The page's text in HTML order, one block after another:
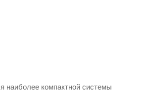
компактной системы